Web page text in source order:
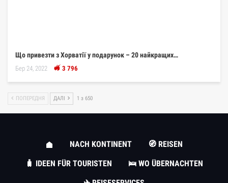
Що привезти з Хорватії у подарунок – 20 найкращих…
Бер 24, 2022 3 796
ПОПЕРЕДНЯ ДАЛІ 1 з 650
NACH KONTINENT
🧭 REISEN
🧳 IDEEN FÜR TOURISTEN
🛌 WO ÜBERNACHTEN